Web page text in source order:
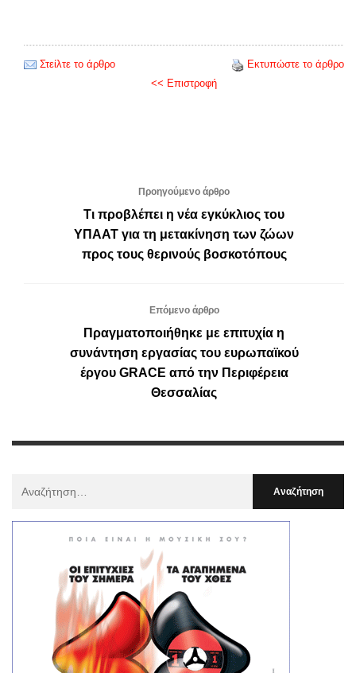
Στείλτε το άρθρο
Εκτυπώστε το άρθρο
<< Επιστροφή
Προηγούμενο άρθρο
Τι προβλέπει η νέα εγκύκλιος του
ΥΠΑΑΤ για τη μετακίνηση των ζώων
προς τους θερινούς βοσκοτόπους
Επόμενο άρθρο
Πραγματοποιήθηκε με επιτυχία η
συνάντηση εργασίας του ευρωπαϊκού
έργου GRACE από την Περιφέρεια
Θεσσαλίας
: